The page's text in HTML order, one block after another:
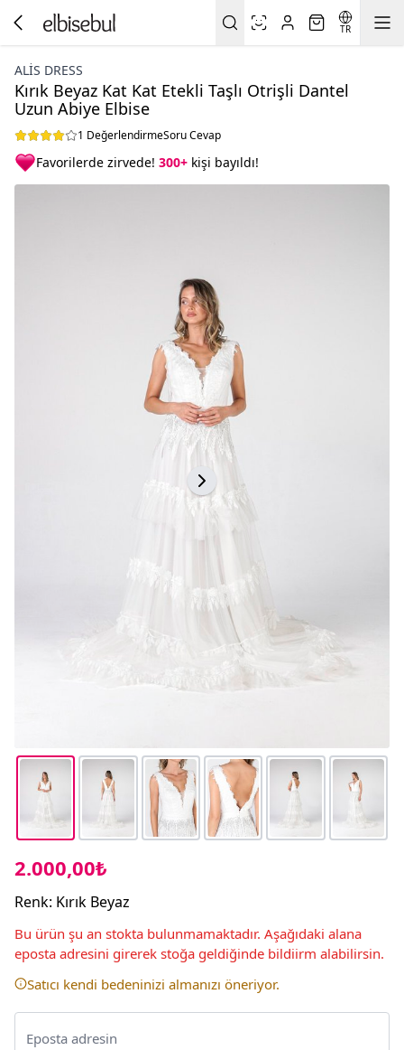
TR
ALİS DRESS
Kırık Beyaz Kat Kat Etekli Taşlı Otrişli Dantel
Uzun Abiye Elbise
1 DeğerlendirmeSoru Cevap
Favorilerde zirvede! 300+ kişi bayıldı!
2.000,00₺
Renk: Kırık Beyaz
Bu ürün şu an stokta bulunmamaktadır. Aşağıdaki alana
eposta adresini girerek stoğa geldiğinde bildiirm alabilirsin.
Satıcı kendi bedeninizi almanızı öneriyor.